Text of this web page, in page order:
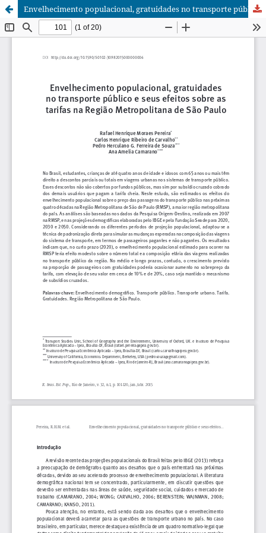
Envelhecimento populacional, gratuidades no transporte público e seus efeitos sobre as tarifas na Região Metropolitana de São Paulo